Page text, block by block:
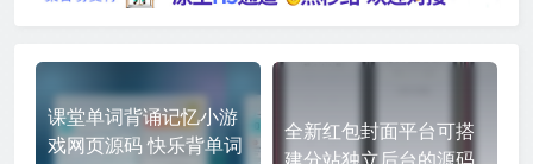
课堂单词背诵记忆小游
戏网页源码 快乐背单词
全新红包封面平台可搭